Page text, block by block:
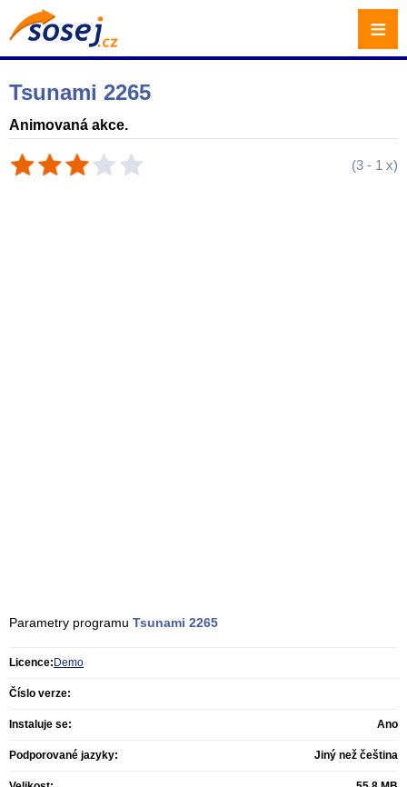
Tsunami 2265
Animovaná akce.
(3 - 1 x)
Parametry programu Tsunami 2265
Licence: Demo
Číslo verze:
Instaluje se: Ano
Podporované jazyky: Jiný než čeština
≡